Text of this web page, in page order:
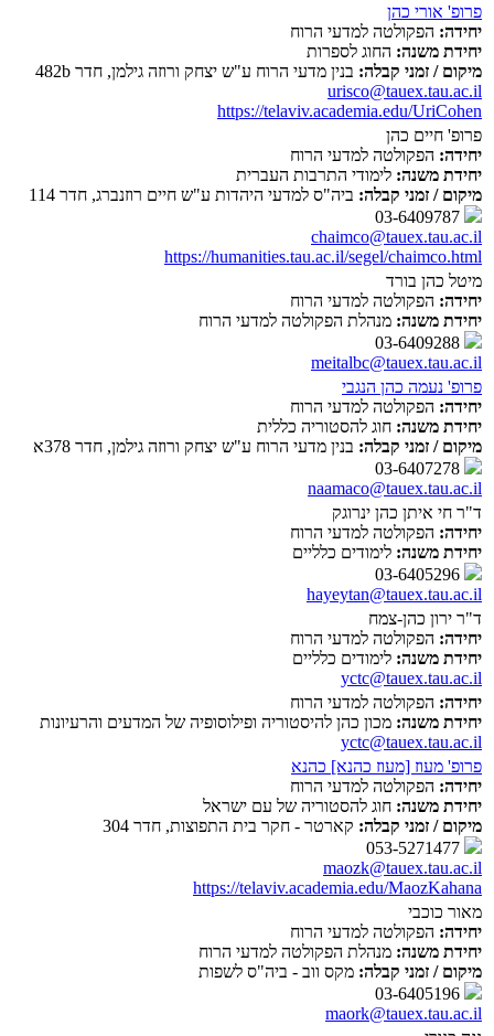
פרופ' אורי כהן
יחידה: הפקולטה למדעי הרוח
יחידת משנה: החוג לספרות
מיקום / זמני קבלה: בנין מדעי הרוח ע"ש יצחק ורוזה גילמן, חדר 482b
urisco@tauex.tau.ac.il
https://telaviv.academia.edu/UriCohen
פרופ' חיים כהן
יחידה: הפקולטה למדעי הרוח
יחידת משנה: לימודי התרבות העברית
מיקום / זמני קבלה: ביה"ס למדעי היהדות ע"ש חיים רוזנברג, חדר 114
chaimco@tauex.tau.ac.il
https://humanities.tau.ac.il/segel/chaimco.html
מיטל כהן בורד
יחידה: הפקולטה למדעי הרוח
יחידת משנה: מנהלת הפקולטה למדעי הרוח
meitalbc@tauex.tau.ac.il
פרופ' נעמה כהן הנגבי
יחידה: הפקולטה למדעי הרוח
יחידת משנה: חוג להסטוריה כללית
מיקום / זמני קבלה: בנין מדעי הרוח ע"ש יצחק ורוזה גילמן, חדר 378א
naamaco@tauex.tau.ac.il
ד"ר חי איתן כהן ינרוגק
יחידה: הפקולטה למדעי הרוח
יחידת משנה: לימודים כלליים
hayeytan@tauex.tau.ac.il
ד"ר ירון כהן-צמח
יחידה: הפקולטה למדעי הרוח
יחידת משנה: לימודים כלליים
yctc@tauex.tau.ac.il
יחידה: הפקולטה למדעי הרוח
יחידת משנה: מכון כהן להיסטוריה ופילוסופיה של המדעים והרעיונות
yctc@tauex.tau.ac.il
פרופ' מעוז [מעוז כהנא] כהנא
יחידה: הפקולטה למדעי הרוח
יחידת משנה: חוג להסטוריה של עם ישראל
מיקום / זמני קבלה: קארטר - חקר בית התפוצות, חדר 304
maozk@tauex.tau.ac.il
https://telaviv.academia.edu/MaozKahana
מאור כוכבי
יחידה: הפקולטה למדעי הרוח
יחידת משנה: מנהלת הפקולטה למדעי הרוח
מיקום / זמני קבלה: מקס ווב - ביה"ס לשפות
maork@tauex.tau.ac.il